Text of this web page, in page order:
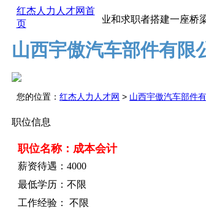
红杰人力人才网首
页
红杰人才市场为企业和求职者搭建一座桥
山西宇傲汽车部件有限
您的位置： 红杰人力人才网 > 山西宇傲汽车部件
职位信息
职位名称：成本会计
薪资待遇：4000
最低学历：不限
工作经验： 不限